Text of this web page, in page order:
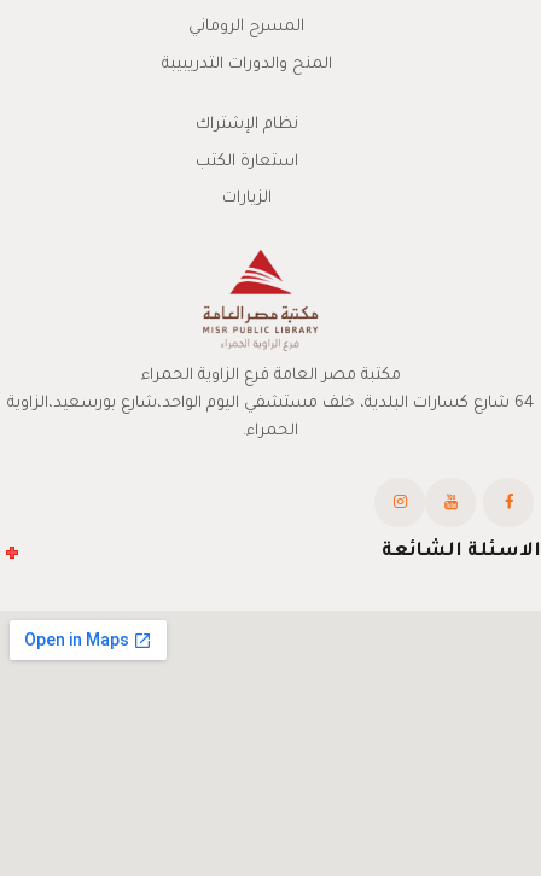
المسرح الروماني
المنح والدورات التدريبيبة
نظام الإشتراك
استعارة الكتب
الزيارات
مكتبة مصر العامة فرع الزاوية الحمراء
64 شارع كسارات البلدية، خلف مستشفي اليوم الواحد،شارع بورسعيد،الزاوية
الحمراء.
الاسئلة الشائعة